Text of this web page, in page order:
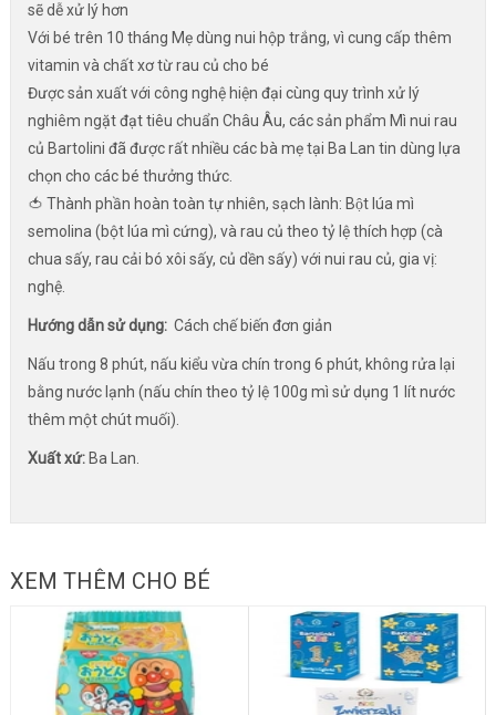
sẽ dễ xử lý hơn
Với bé trên 10 tháng Mẹ dùng nui hộp trắng, vì cung cấp thêm
vitamin và chất xơ từ rau củ cho bé
Được sản xuất với công nghệ hiện đại cùng quy trình xử lý
nghiêm ngặt đạt tiêu chuẩn Châu Âu, các sản phẩm Mì nui rau
củ Bartolini đã được rất nhiều các bà mẹ tại Ba Lan tin dùng lựa
chọn cho các bé thưởng thức.
🍅 Thành phần hoàn toàn tự nhiên, sạch lành: Bột lúa mì
semolina (bột lúa mì cứng), và rau củ theo tỷ lệ thích hợp (cà
chua sấy, rau cải bó xôi sấy, củ dền sấy) với nui rau củ, gia vị:
nghệ.
Hướng dẫn sử dụng:Cách chế biến đơn giản
Nấu trong 8 phút, nấu kiểu vừa chín trong 6 phút, không rửa lại
bằng nước lạnh (nấu chín theo tỷ lệ 100g mì sử dụng 1 lít nước
thêm một chút muối).
Xuất xứ:Ba Lan.
XEM THÊM CHO BÉ